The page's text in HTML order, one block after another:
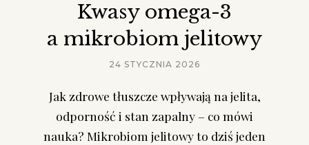
Kwasy omega-3
a mikrobiom jelitowy
24 STYCZNIA 2026
Jak zdrowe tłuszcze wpływają na jelita,
odporność i stan zapalny – co mówi
nauka? Mikrobiom jelitowy to dziś jeden